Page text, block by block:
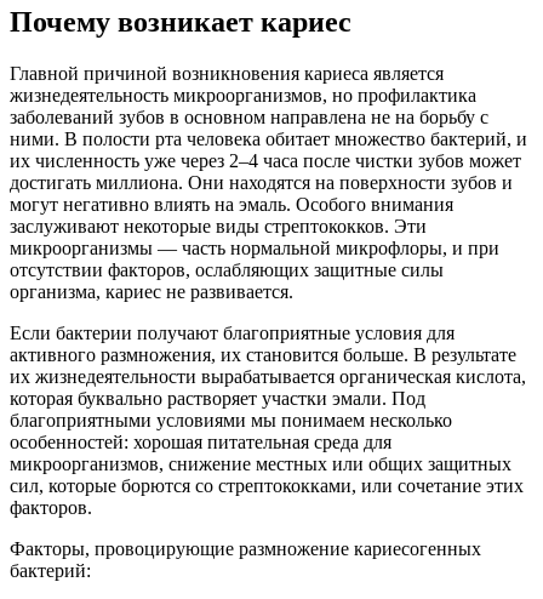
Почему возникает кариес
Главной причиной возникновения кариеса является
жизнедеятельность микроорганизмов, но профилактика
заболеваний зубов в основном направлена не на борьбу с
ними. В полости рта человека обитает множество бактерий, и
их численность уже через 2–4 часа после чистки зубов может
достигать миллиона. Они находятся на поверхности зубов и
могут негативно влиять на эмаль. Особого внимания
заслуживают некоторые виды стрептококков. Эти
микроорганизмы — часть нормальной микрофлоры, и при
отсутствии факторов, ослабляющих защитные силы
организма, кариес не развивается.
Если бактерии получают благоприятные условия для
активного размножения, их становится больше. В результате
их жизнедеятельности вырабатывается органическая кислота,
которая буквально растворяет участки эмали. Под
благоприятными условиями мы понимаем несколько
особенностей: хорошая питательная среда для
микроорганизмов, снижение местных или общих защитных
сил, которые борются со стрептококками, или сочетание этих
факторов.
Факторы, провоцирующие размножение кариесогенных
бактерий: